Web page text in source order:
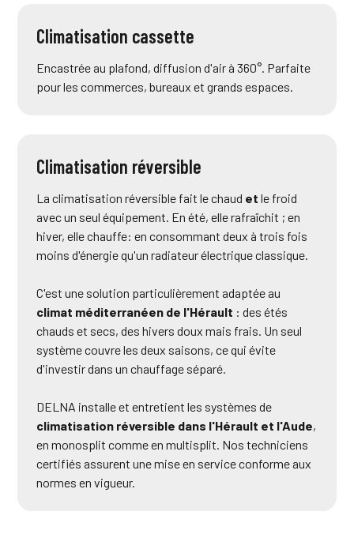
Climatisation cassette
Encastrée au plafond, diffusion d'air à 360°. Parfaite
pour les commerces, bureaux et grands espaces.
Climatisation réversible
La climatisation réversible fait le chaud et le froid
avec un seul équipement. En été, elle rafraîchit ; en
hiver, elle chauffe: en consommant deux à trois fois
moins d'énergie qu'un radiateur électrique classique.
C'est une solution particulièrement adaptée au
climat méditerranéen de l'Hérault : des étés
chauds et secs, des hivers doux mais frais. Un seul
système couvre les deux saisons, ce qui évite
d'investir dans un chauffage séparé.
DELNA installe et entretient les systèmes de
climatisation réversible dans l'Hérault et l'Aude,
en monosplit comme en multisplit. Nos techniciens
certifiés assurent une mise en service conforme aux
normes en vigueur.